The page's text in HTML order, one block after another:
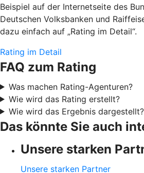
Beispiel auf der Internetseite des
Deutschen Volksbanken und
dazu einfach auf „Rating im Detail“.
Rating im Detail
FAQ zum Rating
Was machen Rating-Agenturen?
Wie wird das Rating erstellt?
Wie wird das Ergebnis dargestellt?
Das könnte Sie auch
Unsere starken
Unsere starken Partner